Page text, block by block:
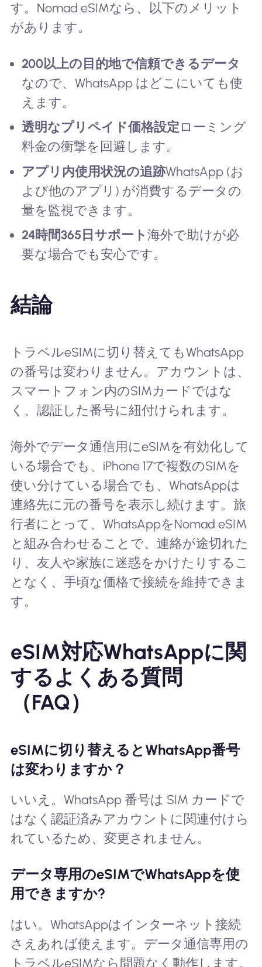
す。Nomad eSIMなら、以下のメリット
があります。
200以上の目的地で信頼できるデータ
なので、WhatsApp はどこにいても使
えます。
透明なプリペイド価格設定 ローミング
料金の衝撃を回避します。
アプリ内使用状況の追跡WhatsApp (お
よび他のアプリ) が消費するデータの
量を監視できます。
24時間365日サポート海外で助けが必
要な場合でも安心です。
結論
トラベルeSIMに切り替えてもWhatsApp
の番号は変わりません。アカウントは、
スマートフォン内のSIMカードではな
く、認証した番号に紐付けられます。
海外でデータ通信用にeSIMを有効化して
いる場合でも、iPhone 17で複数のSIMを
使い分けている場合でも、WhatsAppは
連絡先に元の番号を表示し続けます。旅
行者にとって、WhatsAppをNomad eSIM
と組み合わせることで、連絡が途切れた
り、友人や家族に迷惑をかけたりするこ
となく、手頃な価格で接続を維持できま
す。
eSIM対応WhatsAppに関
するよくある質問
（FAQ）
eSIMに切り替えるとWhatsApp番号
は変わりますか？
いいえ。WhatsApp 番号は SIM カードで
はなく認証済みアカウントに関連付けら
れているため、変更されません。
データ専用のeSIMでWhatsAppを使
用できますか?
はい。WhatsAppはインターネット接続
さえあれば使えます。データ通信専用の
トラベルeSIMなら問題なく動作します。